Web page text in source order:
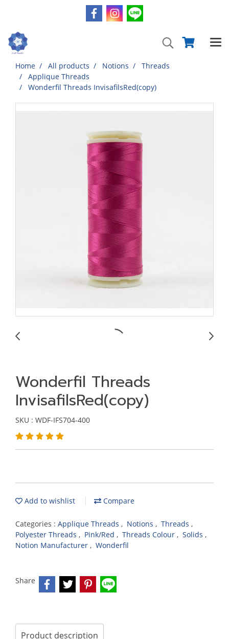
Home All products Notions
Threads
Applique Threads
Wonderfil Threads InvisafilsRed(copy)
Wonderfil Threads
InvisafilsRed(copy)
SKU : WDF-IFS704-400
Add to wishlist Compare
Categories : Applique Threads , Notions , Threads ,
Polyester Threads , Pink/Red , Threads Colour , Solids ,
Notion Manufacturer , Wonderfil
Share
Product description